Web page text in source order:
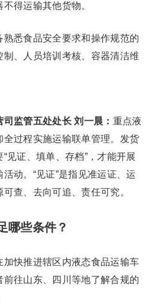
得运输其他货物。
熟悉食品安全要求和操作规范的
、人员培训考核、容器清洁维
监管五处处长 刘一晨： 重点液
过程实施运输联单管理。发货
见证、填单、存档”，才能开展
动。“见证”是指见准运证、运
查、去向可追、责任可究。
哪些条件？
快推进辖区内液态食品运输车
往山东、四川等地了解合规的